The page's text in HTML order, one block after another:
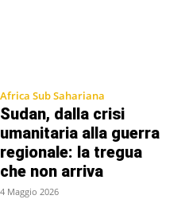
Africa Sub Sahariana
Sudan, dalla crisi
umanitaria alla guerra
regionale: la tregua
che non arriva
4 Maggio 2026